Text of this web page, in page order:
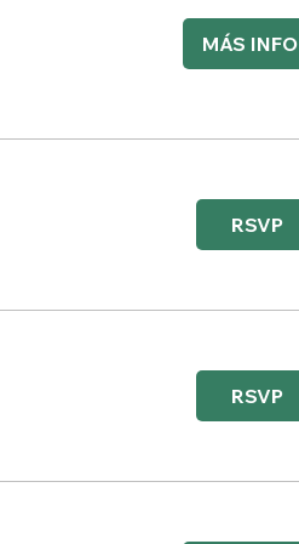
MÁS INFO
RSVP
RSVP